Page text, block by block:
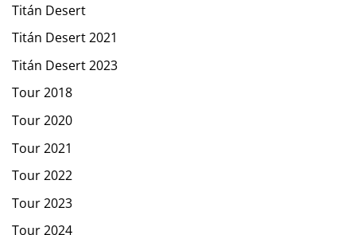
Titán Desert
Titán Desert 2021
Titán Desert 2023
Tour 2018
Tour 2020
Tour 2021
Tour 2022
Tour 2023
Tour 2024